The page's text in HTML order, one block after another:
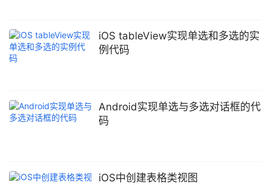
(void)viewDid
iOS tableView实现单选和多选的实
例代码
Android实现单选与多选对话框的代
码
iOS中创建表格类视图